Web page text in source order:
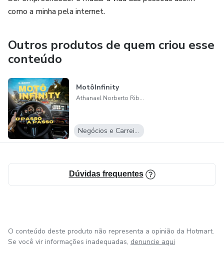
como a minha pela internet.
Outros produtos de quem criou esse
conteúdo
MotôInfinity
Athanael Norberto Ribeiro de Oliveira
Negócios e Carreira
Dúvidas frequentes
O conteúdo deste produto não representa a opinião da Hotmart.
Se você vir informações inadequadas, denuncie aqui